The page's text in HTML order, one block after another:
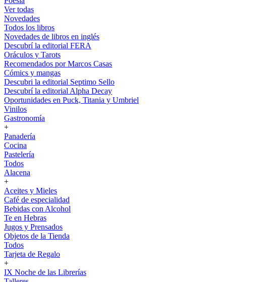
Ver todas
Novedades
Todos los libros
Novedades de libros en inglés
Descubrí la editorial FERA
Oráculos y Tarots
Recomendados por Marcos Casas
Cómics y mangas
Descubri la editorial Septimo Sello
Descubrí la editorial Alpha Decay
Oportunidades en Puck, Titania y Umbriel
Vinilos
Gastronomía
+
Panadería
Cocina
Pastelería
Todos
Alacena
+
Aceites y Mieles
Café de especialidad
Bebidas con Alcohol
Te en Hebras
Jugos y Prensados
Objetos de la Tienda
Todos
Tarjeta de Regalo
+
IX Noche de las Librerías